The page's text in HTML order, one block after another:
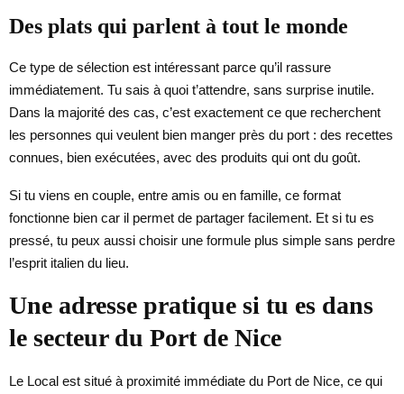
Des plats qui parlent à tout le monde
Ce type de sélection est intéressant parce qu’il rassure
immédiatement. Tu sais à quoi t’attendre, sans surprise inutile.
Dans la majorité des cas, c’est exactement ce que recherchent
les personnes qui veulent bien manger près du port : des recettes
connues, bien exécutées, avec des produits qui ont du goût.
Si tu viens en couple, entre amis ou en famille, ce format
fonctionne bien car il permet de partager facilement. Et si tu es
pressé, tu peux aussi choisir une formule plus simple sans perdre
l’esprit italien du lieu.
Une adresse pratique si tu es dans
le secteur du Port de Nice
Le Local est situé à proximité immédiate du Port de Nice, ce qui